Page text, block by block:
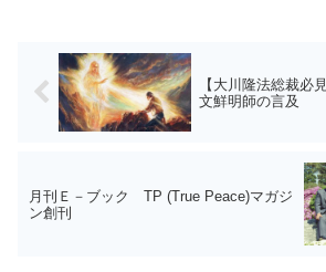
【大川隆法総裁必
文鮮明師の言及
月刊Ｅ－ブック TP (True Peace)マガジ
ン創刊